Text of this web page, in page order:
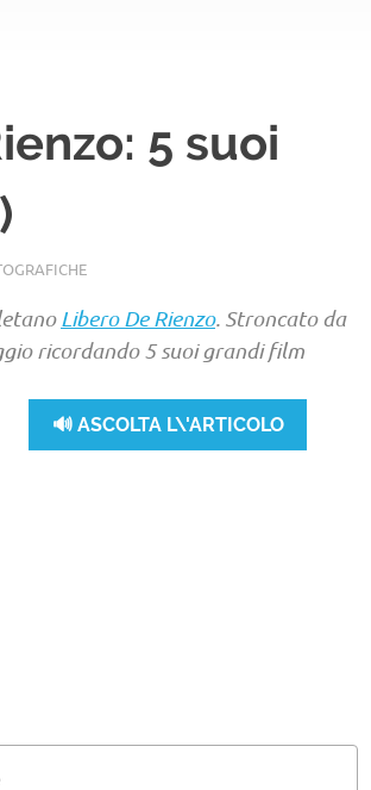
5 suoi
Libero De Rienzo. Stroncato da
ricordando 5 suoi grandi film
🔊 ASCOLTA L\'ARTICOLO